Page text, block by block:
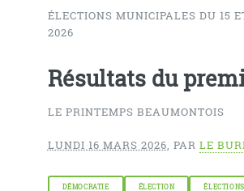
ÉLECTIONS MUNICIPALES DU 15
2026
Résultats du
LE PRINTEMPS BEAUMONTOIS
LUNDI 16 MARS 2026, PAR LE
DÉMOCRATIE ÉLECTION